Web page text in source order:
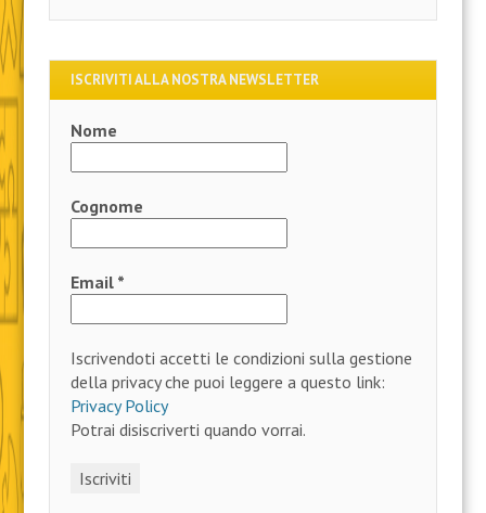
ISCRIVITI ALLA NOSTRA NEWSLETTER
Nome
Cognome
Email *
Iscrivendoti accetti le condizioni sulla gestione
della privacy che puoi leggere a questo link:
Privacy Policy
Potrai disiscriverti quando vorrai.